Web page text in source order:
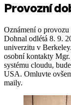
Provozní
Oznámení o
Dohnal odlétá 8. 9.
univerzitu v
osobní kontakty Mgr.
systému cloudu,
USA. Omluvte
maily.